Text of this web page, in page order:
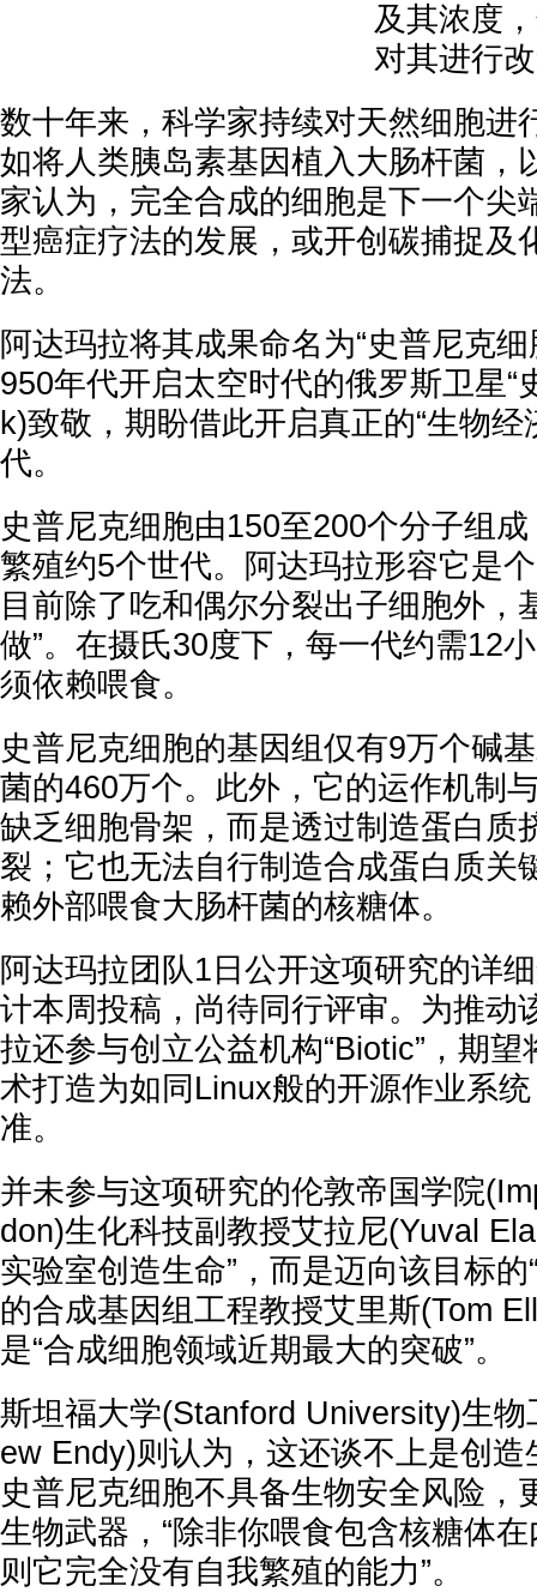
及其浓度
对其进行
数十年来，科学家持续对天然细胞进
如将人类胰岛素基因植入大肠杆菌，
家认为，完全合成的细胞是下一个尖
型癌症疗法的发展，或开创碳捕捉及
法。
阿达玛拉将其成果命名为“史普尼克
950年代开启太空时代的俄罗斯卫星“
k)致敬，期盼借此开启真正的“生物经
代。
史普尼克细胞由150至200个分子组
繁殖约5个世代。阿达玛拉形容它是
目前除了吃和偶尔分裂出子细胞外，
做”。在摄氏30度下，每一代约需12
须依赖喂食。
史普尼克细胞的基因组仅有9万个碱
菌的460万个。此外，它的运作机制
缺乏细胞骨架，而是透过制造蛋白质
裂；它也无法自行制造合成蛋白质关
赖外部喂食大肠杆菌的核糖体。
阿达玛拉团队1日公开这项研究的详
计本周投稿，尚待同行评审。为推动
拉还参与创立公益机构“Biotic”，期
术打造为如同Linux般的开源作业系
准。
并未参与这项研究的伦敦帝国学院
don)生化科技副教授艾拉尼(Yuval
实验室创造生命”，而是迈向该目标的
的合成基因组工程教授艾里斯(Tom
是“合成细胞领域近期最大的突破”。
斯坦福大学(Stanford University)生
ew Endy)则认为，这还谈不上是创
史普尼克细胞不具备生物安全风险，
生物武器，“除非你喂食包含核糖体
则它完全没有自我繁殖的能力”。